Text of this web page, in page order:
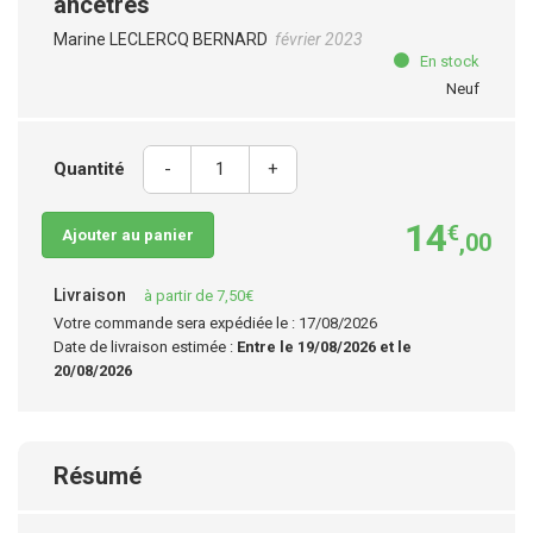
Marine LECLERCQ BERNARD février 2023
En stock
Neuf
Quantité - +
Ajouter au panier 14€,00
Livraison
à partir de 7,50€
Votre commande sera expédiée le : 17/08/2026
Date de livraison estimée : Entre le 19/08/2026 et le
20/08/2026
Résumé